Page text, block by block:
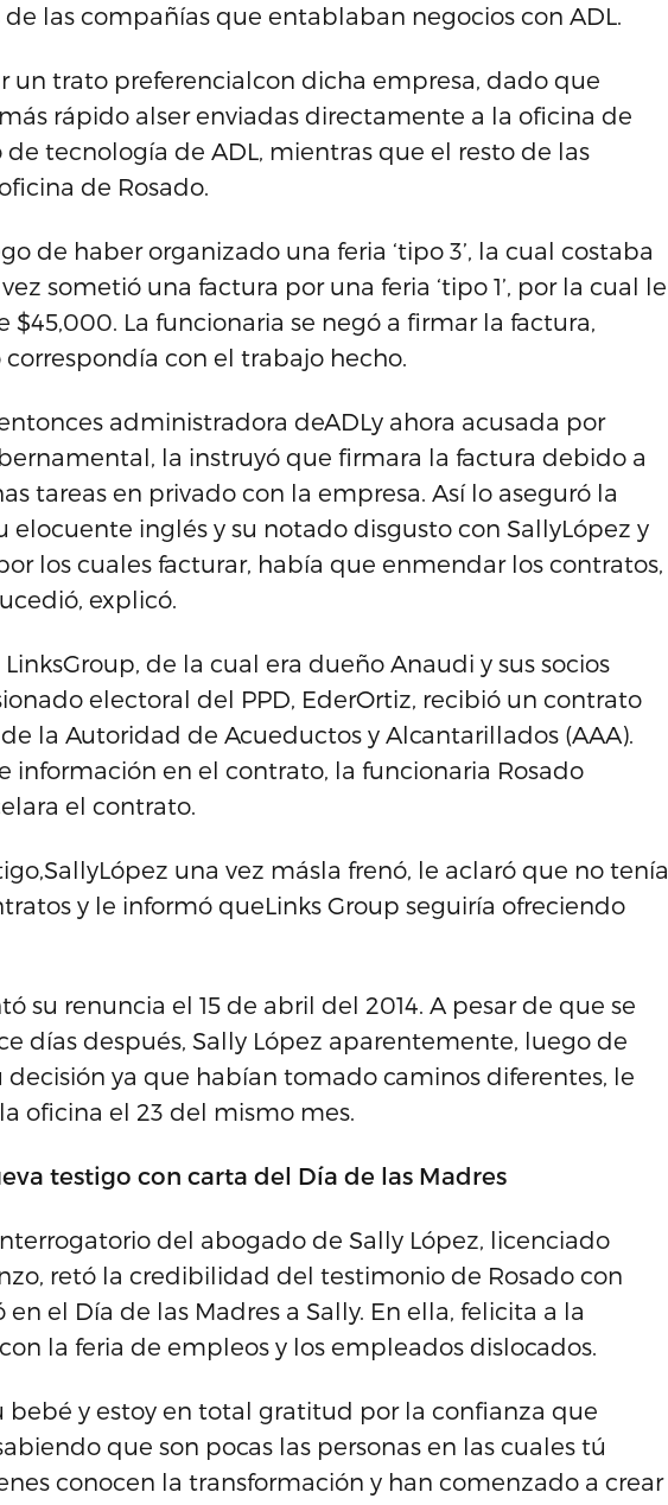
las compañías que entablaban negocios con ADL.
un trato preferencialcon dicha empresa, dado que
rápido alser enviadas directamente a la oficina de
tecnología de ADL, mientras que el resto de las
de Rosado.
de haber organizado una feria ‘tipo 3’, la cual costaba
sometió una factura por una feria ‘tipo 1’, por la cual le
$45,000. La funcionaria se negó a firmar la factura,
con el trabajo hecho.
administradora deADLy ahora acusada por
la instruyó que firmara la factura debido a
tareas en privado con la empresa. Así lo aseguró la
elocuente inglés y su notado disgusto con SallyLópez y
los cuales facturar, había que enmendar los contratos,
explicó.
de la cual era dueño Anaudi y sus socios
electoral del PPD, EderOrtiz, recibió un contrato
la Autoridad de Acueductos y Alcantarillados (AAA).
información en el contrato, la funcionaria Rosado
el contrato.
una vez másla frenó, le aclaró que no tenía
y le informó queLinks Group seguiría ofreciendo
su renuncia el 15 de abril del 2014. A pesar de que se
días después, Sally López aparentemente, luego de
decisión ya que habían tomado caminos diferentes, le
oficina el 23 del mismo mes.
testigo con carta del Día de las Madres
del abogado de Sally López, licenciado
retó la credibilidad del testimonio de Rosado con
el Día de las Madres a Sally. En ella, felicita a la
la feria de empleos y los empleados dislocados.
bebé y estoy en total gratitud por la confianza que
que son pocas las personas en las cuales tú
conocen la transformación y han comenzado a crear